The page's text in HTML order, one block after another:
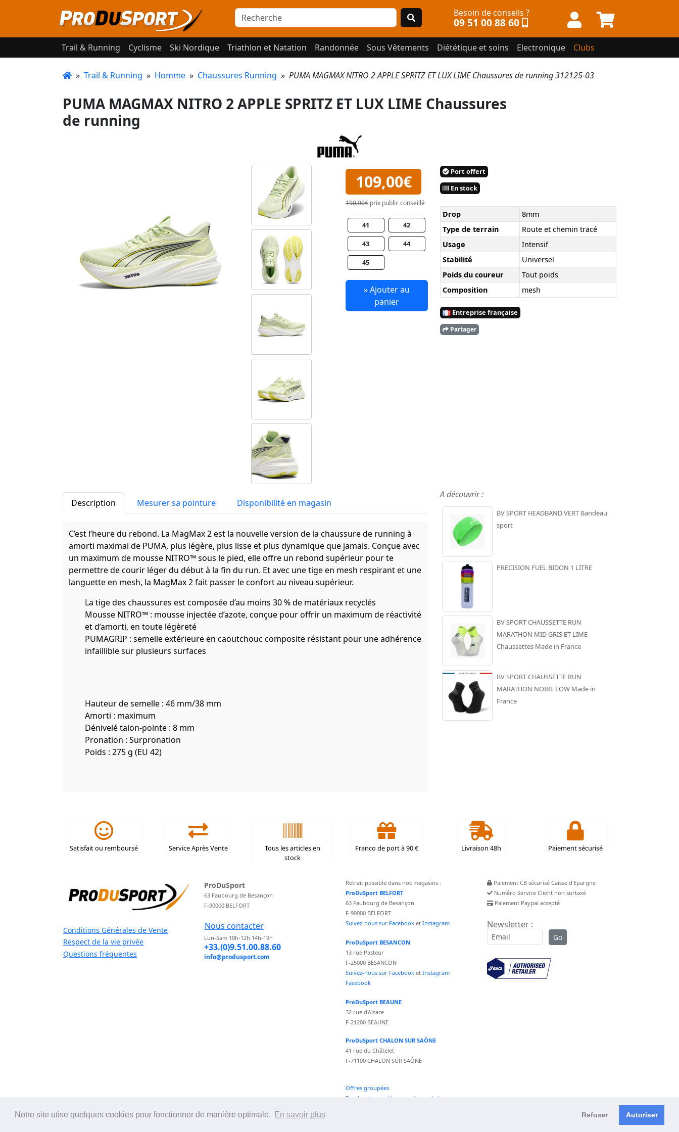
Notre site utise quelques cookies pour fonctionner de manière optimale. En savoir plus Refuser Autoriser
Besoin de conseils ?
09 51 00 88 60
Trail & Running Cyclisme Ski Nordique Triathlon et Natation Randonnée Sous Vêtements Diététique et soins Electronique Clubs
» Trail & Running » Homme » Chaussures Running » PUMA MAGMAX NITRO 2 APPLE SPRITZ ET LUX LIME Chaussures de running 312125-03
PUMA MAGMAX NITRO 2 APPLE SPRITZ ET LUX LIME Chaussures
de running
109,00€
190,00€ prix public conseillé
41 42
43 44
45
» Ajouter au
panier
Port offert
En stock
Drop
8mm
Type de terrain
Route et chemin tracé
Usage
Intensif
Stabilité
Universel
Poids du coureur
Tout poids
Composition
mesh
Entreprise française
Partager
Description Mesurer sa pointure Disponibilité en magasin
C’est l’heure du rebond. La MagMax 2 est la nouvelle version de la chaussure de running à
amorti maximal de PUMA, plus légère, plus lisse et plus dynamique que jamais. Conçue avec
un maximum de mousse NITRO™ sous le pied, elle offre un rebond supérieur pour te
permettre de courir léger du début à la fin du run. Et avec une tige en mesh respirant et une
languette en mesh, la MagMax 2 fait passer le confort au niveau supérieur.
La tige des chaussures est composée d’au moins 30 % de matériaux recyclés
Mousse NITRO™ : mousse injectée d’azote, conçue pour offrir un maximum de réactivité
et d’amorti, en toute légèreté
PUMAGRIP : semelle extérieure en caoutchouc composite résistant pour une adhérence
infaillible sur plusieurs surfaces
Hauteur de semelle : 46 mm/38 mm
Amorti : maximum
Dénivelé talon-pointe : 8 mm
Pronation : Surpronation
Poids : 275 g (EU 42)
A découvrir :
BV SPORT HEADBAND VERT Bandeau
sport
PRECISION FUEL BIDON 1 LITRE
BV SPORT CHAUSSETTE RUN
MARATHON MID GRIS ET LIME
Chaussettes Made in France
BV SPORT CHAUSSETTE RUN
MARATHON NOIRE LOW Made in
France
Satisfait ou remboursé Service Après Vente
Tous les articles en
stock
Franco de port à 90 € Livraison 48h Paiement sécurisé
Conditions Générales de Vente
Respect de la vie privée
Questions fréquentes
ProDuSport
63 Faubourg de Besançon
F-90000 BELFORT
Nous contacter
Lun-Sam 10h-12h 14h-19h
+33.(0)9.51.00.88.60
info@produsport.com
Retrait possible dans nos magasins :
ProDuSport BELFORT
63 Faubourg de Besançon
F-90000 BELFORT
Suivez-nous sur Facebook et Instagram
ProDuSport BESANCON
13 rue Pasteur
F-25000 BESANCON
Suivez-nous sur Facebook et Instagram
Facebook
ProDuSport BEAUNE
32 rue d'Alsace
F-21200 BEAUNE
ProDuSport CHALON SUR SAÔNE
41 rue du Châtelet
F-71100 CHALON SUR SAÔNE
Offres groupées
Fond vecteur créé par vectorpocket -
Paiement CB sécurisé Caisse d'Epargne
Numéro Service Client non surtaxé
Paiement Paypal accepté
Newsletter :